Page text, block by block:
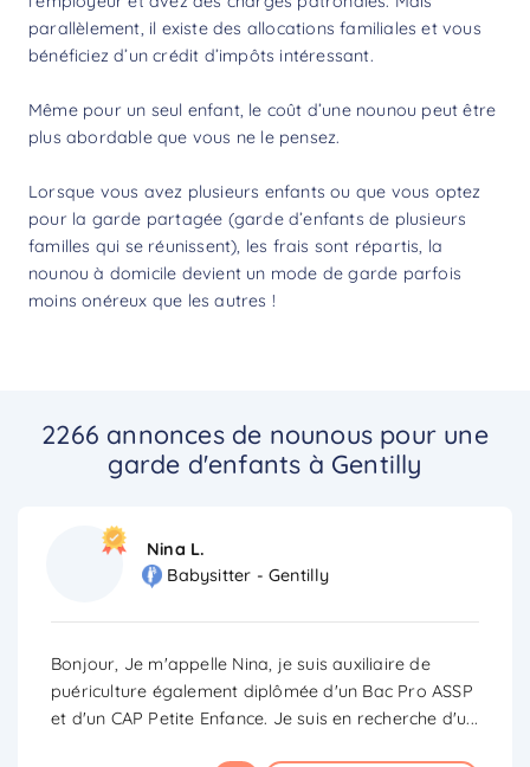
parallèlement, il existe des allocations familiales et vous
bénéficiez d’uncrédit d’impôts intéressant.
Même pour un seul enfant, le coût d’une nounou peut être
plus abordable que vous ne le pensez.
Lorsque vous avez plusieurs enfants ou que vous optez
pour la garde partagée (garde d’enfants de plusieurs
familles qui se réunissent), les frais sont répartis, la
nounou à domicile devient un mode de garde parfois
moins onéreux que les autres !
2266 annonces de nounous pour une
garde d'enfants à Gentilly
Nina L.
Babysitter - Gentilly
Bonjour, Je m'appelle Nina, je suis auxiliaire de
puériculture également diplômée d'un Bac Pro ASSP
et d'un CAP Petite Enfance. Je suis en recherche d'u...